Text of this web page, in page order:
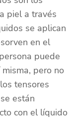
piel a través
se aplican
en el
puede
pero no
tensores
están
con el líquido